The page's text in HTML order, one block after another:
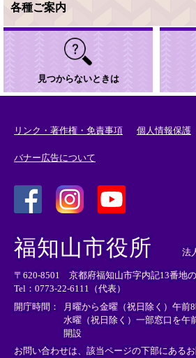
各種ご案内
見つからないときは
リンク・著作権・免責事項 個人情報保護
バナー広告について
外
部
リ
ン
ク
＞
外
リ
ン
ク
＞
外
部
ン
ク
＞
福知山市役所 法
〒620-8501 京都府福知山市字内記13番地
Tel：0773-22-6111（代表）
開庁時間：
月曜から金曜（祝日除く）午前
水曜（祝日除く）一部窓口を午
開設
お問い合わせは、該当ページの下部にある